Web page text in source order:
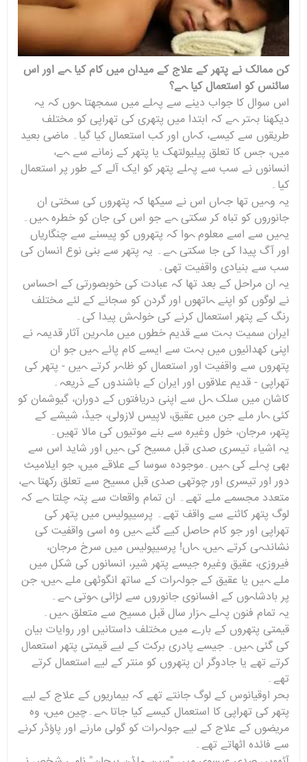
کن ممالک نے پتھر کے علاج کے میدان میں کام کیا ہے اور اس
سائنس کو استعمال کیا ہے؟
اس سوال کا جواب دینے سے پہلے میں سمجھتا ہوں کہ یہ
دیکھنا بہتر ہے کہ ابتدا میں پتھری کی تھراپی کو مختلف
طریقوں سے کیسے، کہاں اور کب استعمال کیا گیا۔ ماضی بعید
میں، جس کا تعلق پیلیولتھک یا پتھر کے زمانے سے ہے،
انسانوں نے سب سے پہلے پتھر کو ایک آلے کے طور پر استعمال
کیا۔
یہ وہیں تھا جہاں اس نے سیکھا کہ پتھروں کی سختی ان
جانوروں کو تباہ کر سکتی ہے جو اس کی جان کو خطرہ ہیں۔
یہیں سے اسے معلوم ہوا کہ پتھروں کو پیسنے سے چنگاریاں
اور آگ پیدا کی جا سکتی ہے۔ یہ پتھر سے بنی نوع انسان کی
سب سے بنیادی واقفیت تھی۔
یہ ان مراحل کے بعد تھا کہ عبادت کی خوبصورتی کے احساس
نے لوگوں کو اپنے ہاتھوں اور گردن کو سجانے کے لئے مختلف
رنگ کے پتھر استعمال کرنے کی خواہش پیدا کی۔
ایران سمیت بہت سے قدیم خطوں میں ماہرین آثار قدیمہ نے
اپنی کھدائیوں میں بہت سے ایسے کام پائے ہیں جو ان
پتھروں سے واقفیت اور استعمال کو ظاہر کرتے ہیں - پتھر کی
تھراپی - قدیم علاقوں اور ایران کے باشندوں کے ذریعہ۔
کاشان میں سلک ہل سے اپنی دریافتوں کے دوران، گیوشمان کو
کئی ہار ملے جن میں عقیق، لاپیس لازولی، جیڈ، شیشے کے
پتھر، مرجان، خول وغیرہ سے بنے موتیوں کی مالا تھیں۔
یہ اشیاء تیسری صدی قبل مسیح کی ہیں اور شاید اس سے
بھی پہلے کی ہیں۔موجودہ سوسا کے علاقے میں، جو ایلامیٹ
دور اور تیسری اور چوتھی صدی قبل مسیح سے تعلق رکھتا ہے،
متعدد مجسمے ملے تھے۔ ان تمام واقعات سے پتہ چلتا ہے کہ
لوگ پتھر کاٹنے سے واقف تھے۔ پرسیپولیس میں پتھر کی
تھراپی اور جو کام حاصل کیے گئے ہیں وہ اسی واقفیت کی
نشاندہی کرتے ہیں، ہاں! پرسیپولیس میں سرخ مرجان،
فیروزی، عقیق وغیرہ جیسے پتھر شیر، انسانوں کی شکل میں
ملے ہیں یا عقیق کے جواہرات کے ساتھ انگوٹھی ملے ہیں، جن
پر بادشاہوں کے افسانوی جانوروں سے لڑائی ہوتی ہے۔
یہ تمام فنون پہلے ہزار سال قبل مسیح سے متعلق ہیں۔
قیمتی پتھروں کے بارے میں مختلف داستانیں اور روایات بیان
کی گئی ہیں۔ جیسے پادری برکت کے لیے قیمتی پتھر استعمال
کرتے تھے یا جادوگر ان پتھروں کو منتر کے لیے استعمال کرتے
تھے۔
بحر اوقیانوس کے لوگ جانتے تھے کہ بیماریوں کے علاج کے لیے
پتھر کی تھراپی کا استعمال کیسے کیا جاتا ہے۔چین میں، وہ
مریضوں کے علاج کے لیے جواہرات کو گولی مارنے اور پاؤڈر کرنے
سے فائدہ اٹھاتے تھے۔